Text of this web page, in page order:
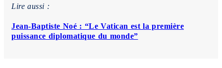
Lire aussi :
Jean-Baptiste Noé : “Le Vatican est la première
puissance diplomatique du monde”